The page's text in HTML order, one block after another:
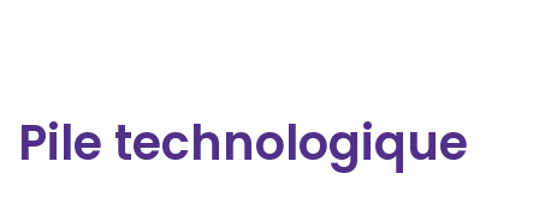
Pile technologique